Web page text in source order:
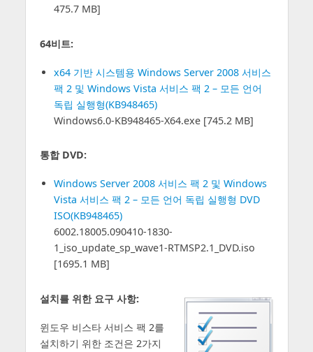
475.7 MB]
64비트:
x64 기반 시스템용 Windows Server 2008 서비스
팩 2 및 Windows Vista 서비스 팩 2 – 모든 언어
독립 실행형(KB948465)
Windows6.0-KB948465-X64.exe [745.2 MB]
통합 DVD:
Windows Server 2008 서비스 팩 2 및 Windows
Vista 서비스 팩 2 – 모든 언어 독립 실행형 DVD
ISO(KB948465)
6002.18005.090410-1830-
1_iso_update_sp_wave1-RTMSP2.1_DVD.iso
[1695.1 MB]
설치를 위한 요구 사항:
윈도우 비스타 서비스 팩 2를
설치하기 위한 조건은 2가지